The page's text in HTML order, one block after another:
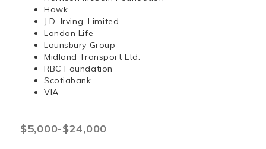
Hawk
J.D. Irving, Limited
London Life
Lounsbury Group
Midland Transport Ltd.
RBC Foundation
Scotiabank
VIA
$5,000-$24,000